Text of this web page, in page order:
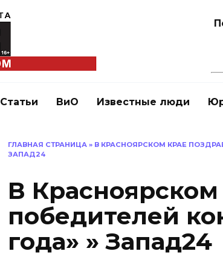
Статьи ВиО Известные люди
ГЛАВНАЯ СТРАНИЦА » В КРАСНОЯРСКОМ КРАЕ
ЗАПАД24
В
победителей
года» » Запад24